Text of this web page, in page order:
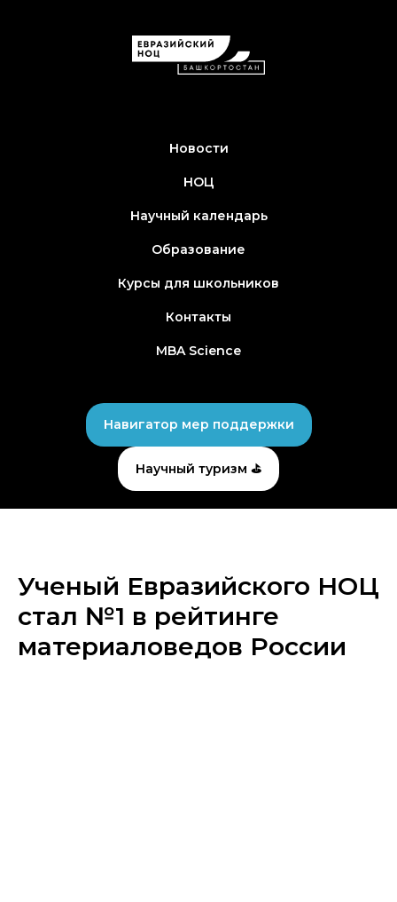
Новости
НОЦ
Научный календарь
Образование
Курсы для школьников
Контакты
MBA Science
Навигатор мер поддержки
Научный туризм ⛳
Ученый Евразийского НОЦ
стал №1 в рейтинге
материаловедов России